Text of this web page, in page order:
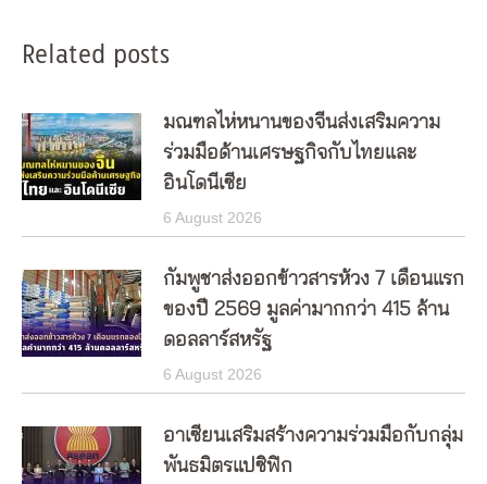
Related posts
มณฑลไห่หนานของจีนส่งเสริมความ
ร่วมมือด้านเศรษฐกิจกับไทยและ
อินโดนีเซีย
6 August 2026
กัมพูชาส่งออกข้าวสารห้วง 7 เดือนแรก
ของปี 2569 มูลค่ามากกว่า 415 ล้าน
ดอลลาร์สหรัฐ
6 August 2026
อาเซียนเสริมสร้างความร่วมมือกับกลุ่ม
พันธมิตรแปซิฟิก